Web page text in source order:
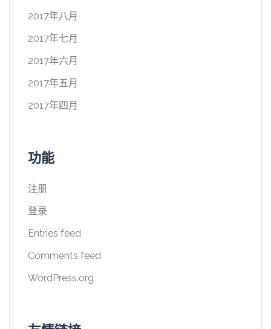
2017年八月
2017年七月
2017年六月
2017年五月
2017年四月
功能
注册
登录
Entries feed
Comments feed
WordPress.org